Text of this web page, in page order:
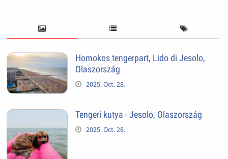
Homokos tengerpart, Lido di Jesolo,
Olaszország
2025. Oct. 28.
Tengeri kutya - Jesolo, Olaszország
2025. Oct. 28.